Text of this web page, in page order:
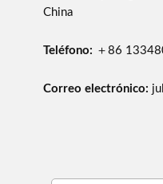
China
Teléfono: ＋86
Correo electrónico: